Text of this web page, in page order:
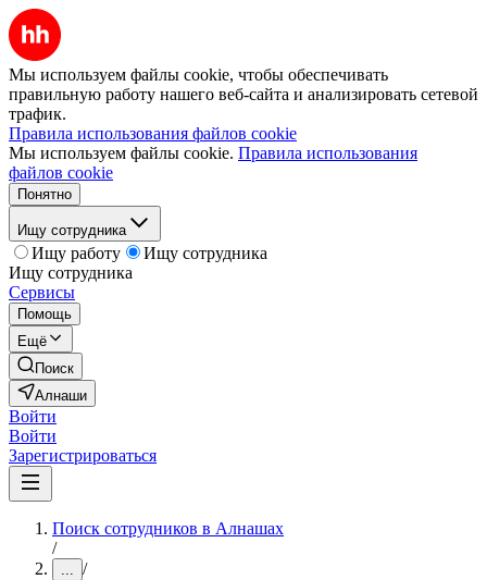
Мы используем файлы cookie, чтобы обеспечивать
правильную работу нашего веб-сайта и анализировать сетевой
трафик.
Правила использования файлов cookie
Мы используем файлы cookie. Правила использования
файлов cookie
Понятно
Ищу сотрудника
Ищу работу
Ищу сотрудника
Ищу сотрудника
Сервисы
Помощь
Ещё
Поиск
Алнаши
Войти
Войти
Зарегистрироваться
Поиск сотрудников в Алнашах
/
... /